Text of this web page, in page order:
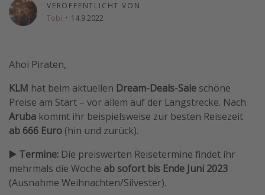
Strandurlaub
Hotels in Amsterdam
Hotels am Achensee
Weitere Themen
Familienurlaub in der Türkei
Rundreisen in Thailand
VERÖFFENTLICHT VON
Tobi · 14.9.2022
Ahoi Piraten,
KLM hat beim aktuellen Dream-Deals-Sale schöne
Preise am Start – vor allem auf der Langstrecke. Nach
Aruba kommt ihr beispielsweise zur besten Reisezeit
ab 666 Euro (hin und zurück).
▶️ Termine: Die preiswerten Reisetermine findet ihr
mehrmals die Woche ab sofort bis Ende Juni 2023
(Ausnahme Weihnachten/Silvester).